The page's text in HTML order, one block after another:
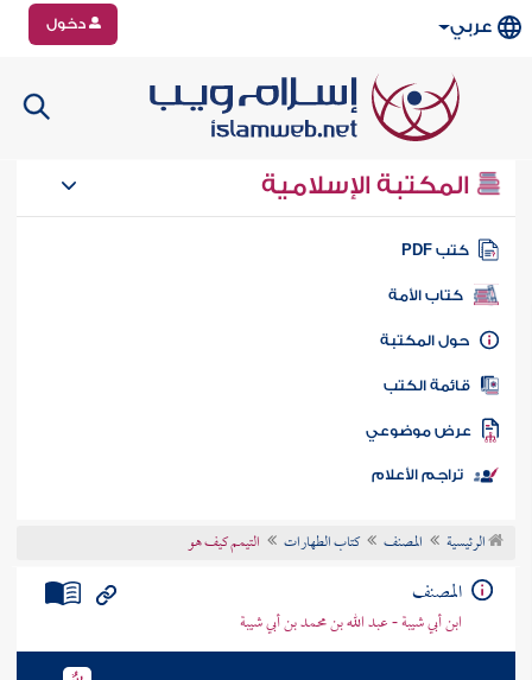
عربي دخول
المكتبة الإسلامية
كتب PDF
كتاب الأمة
المكتبة
الكتب
موضوعي
تراجم الأعلام
الرئيسية المصنف كتاب الطهارات التيمم كيف هو
المصنف
ابن أبي شيبة - عبد الله بن محمد بن أبي شيبة